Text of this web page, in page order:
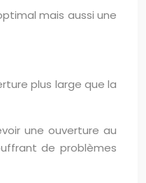
mais aussi une
plus large que la
une ouverture au
de problèmes